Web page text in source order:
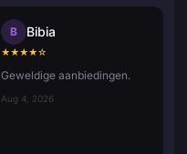
B Bibia
★★★★☆
Geweldige aanbiedingen.
Aug 4, 2026